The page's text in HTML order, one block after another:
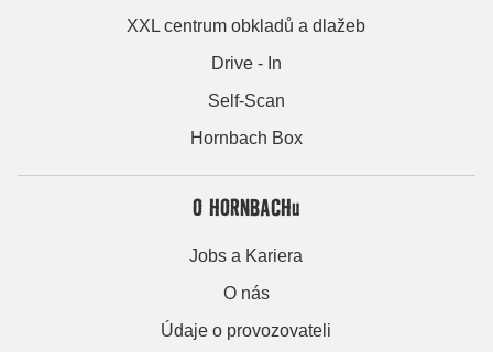
XXL centrum obkladů a dlažeb
Drive - In
Self-Scan
Hornbach Box
O HORNBACHu
Jobs a Kariera
O nás
Údaje o provozovateli